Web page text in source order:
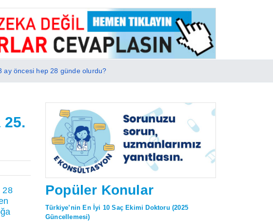
ay öncesi hep 28 günde olurdu?
25.
28
Popüler Konular
Türkiye’nin En İyi 10 Saç Ekimi Doktoru (2025
Güncellemesi)